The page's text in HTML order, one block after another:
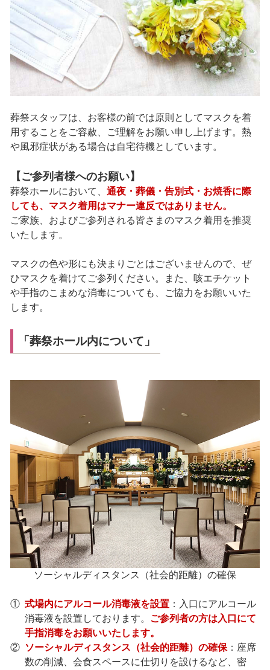
葬祭スタッフは、お客様の前では原則としてマスクを着
用することをご容赦、ご理解をお願い申し上げます。熱
や風邪症状がある場合は自宅待機としています。
【ご参列者様へのお願い】
葬祭ホールにおいて、 通夜・葬儀・告別式・お焼香に際
しても、マスク着用はマナー違反ではありません。
ご家族、およびご参列される皆さまのマスク着用を推奨
いたします。
マスクの色や形にも決まりごとはございませんので、ぜ
ひマスクを着けてご参列ください。また、咳エチケット
や手指のこまめな消毒についても、ご協力をお願いいた
します。
「葬祭ホール内について」
ソーシャルディスタンス（社会的距離）の確保
① 式場内にアルコール消毒液を設置：入口にアルコール
消毒液を設置しております。 ご参列者の方は入口にて
手指消毒をお願いいたします。
② ソーシャルディスタンス（社会的距離）の確保：座席
数の削減、会食スペースに仕切りを設けるなど、密